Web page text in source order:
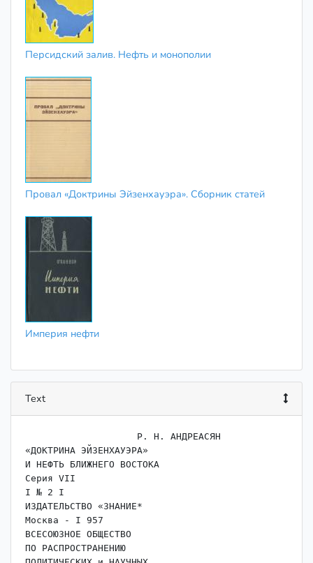
Персидский залив. Нефть и монополии
Провал «Доктрины Эйзенхауэра». Сборник статей
Империя нефти
Text
«ДОКТРИНА ЭЙЗЕНХАУЭРА»
И НЕФТЬ БЛИЖНЕГО ВОСТОКА
Серия VII
I № 2 I
ИЗДАТЕЛЬСТВО «ЗНАНИЕ*
Москва - I 957
ВСЕСОЮЗНОЕ ОБЩЕСТВО
ПО РАСПРОСТРАНЕНИЮ